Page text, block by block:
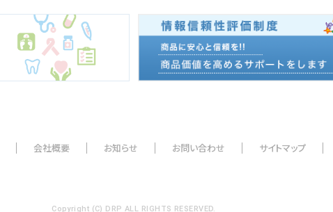
会社概要 お知らせ お問い合わせ サイトマップ
Copyright (C) DRP ALL RIGHTS RESERVED.